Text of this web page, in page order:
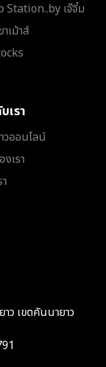
Station..by เจ๊จิ๋ม
เม้าส์
เรา
วออนไลน์
เรา
ว เขตคันนายาว